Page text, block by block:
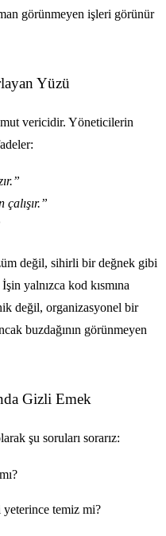
görünmeyen işleri görünür
Yüzü
vericidir. Yöneticilerin
çalışır.”
değil, sihirli bir değnek gibi
yalnızca kod kısmına
değil, organizasyonel bir
buzdağının görünmeyen
Gizli Emek
şu soruları sorarız:
yeterince temiz mi?